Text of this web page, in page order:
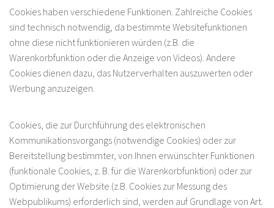
Cookies haben verschiedene Funktionen. Zahlreiche Cookies
sind technisch notwendig, da bestimmte Websitefunktionen
ohne diese nicht funktionieren würden (z.B. die
Warenkorbfunktion oder die Anzeige von Videos). Andere
Cookies dienen dazu, das Nutzerverhalten auszuwerten oder
Werbung anzuzeigen.
Cookies, die zur Durchführung des elektronischen
Kommunikationsvorgangs (notwendige Cookies) oder zur
Bereitstellung bestimmter, von Ihnen erwünschter Funktionen
(funktionale Cookies, z. B. für die Warenkorbfunktion) oder zur
Optimierung der Website (z.B. Cookies zur Messung des
Webpublikums) erforderlich sind, werden auf Grundlage von Art.